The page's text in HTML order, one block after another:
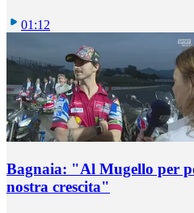
01:12
Bagnaia: "Al Mugello per
nostra crescita"